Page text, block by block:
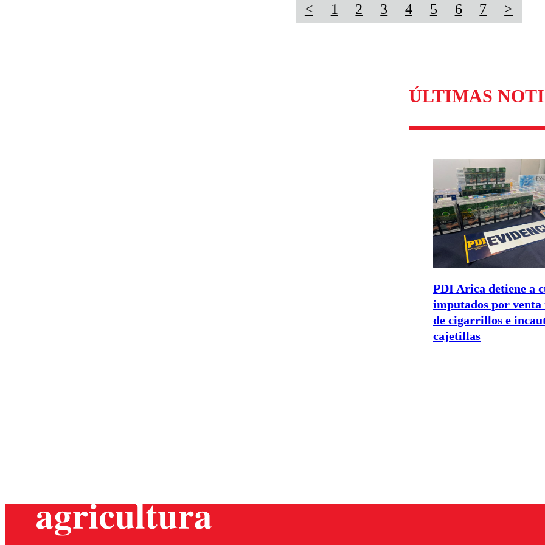
< 1 2 3 4 5 6 7 >
ÚLTIMAS
PDI Arica detiene a
imputados por venta
de cigarrillos e
cajetillas